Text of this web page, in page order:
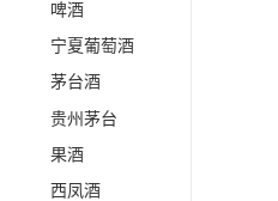
啤酒
宁夏葡萄酒
茅台酒
贵州茅台
果酒
西凤酒